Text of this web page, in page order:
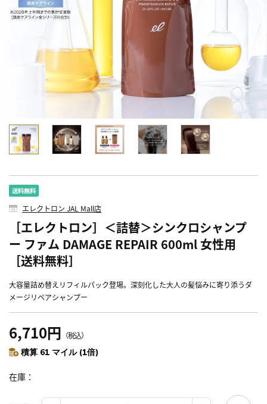
エレクトロン JAL Mall店
［エレクトロン］＜詰替＞シンクロシャンプ
ー ファム DAMAGE REPAIR 600ml 女性用
［送料無料］
大容量詰め替えリフィルパック登場。深刻化した大人の髪悩みに寄り添うダ
メージリペアシャンプー
6,710円 （税込）
積算 61 マイル (1倍)
在庫